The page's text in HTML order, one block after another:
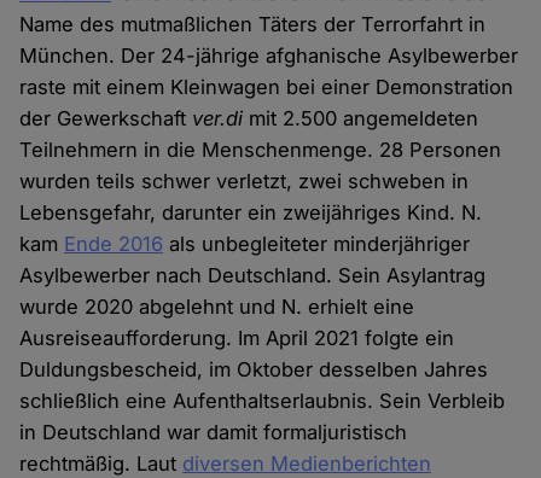
Name des mutmaßlichen Täters der Terrorfahrt in
München. Der 24-jährige afghanische Asylbewerber
raste mit einem Kleinwagen bei einer Demonstration
der Gewerkschaft ver.di mit 2.500 angemeldeten
Teilnehmern in die Menschenmenge. 28 Personen
wurden teils schwer verletzt, zwei schweben in
Lebensgefahr, darunter ein zweijähriges Kind. N.
kam Ende 2016 als unbegleiteter minderjähriger
Asylbewerber nach Deutschland. Sein Asylantrag
wurde 2020 abgelehnt und N. erhielt eine
Ausreiseaufforderung. Im April 2021 folgte ein
Duldungsbescheid, im Oktober desselben Jahres
schließlich eine Aufenthaltserlaubnis. Sein Verbleib
in Deutschland war damit formaljuristisch
rechtmäßig. Laut diversen Medienberichten